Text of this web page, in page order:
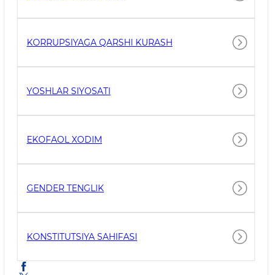
KORRUPSIYAGA QARSHI KURASH
YOSHLAR SIYOSATI
EKOFAOL XODIM
GENDER TENGLIK
KONSTITUTSIYA SAHIFASI